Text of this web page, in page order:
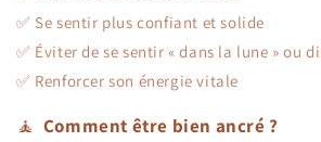
✅ Se sentir plus confiant et solide
✅ Éviter de se sentir « dans la lune » ou
✅ Renforcer son énergie vitale
🧘 Comment être bien ancré ?